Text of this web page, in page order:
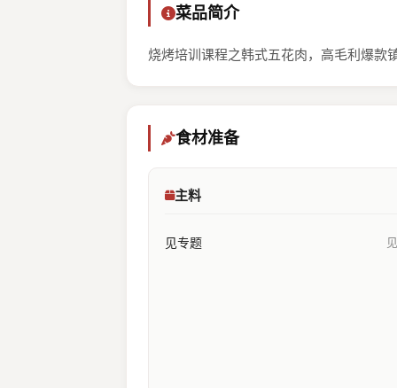
菜品简介
烧烤培训课程之韩式五花肉，高毛利爆款
食材准备
主料
见专题